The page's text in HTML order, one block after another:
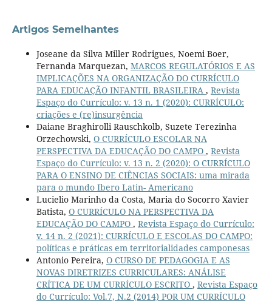
Artigos Semelhantes
Joseane da Silva Miller Rodrigues, Noemi Boer,
Fernanda Marquezan, MARCOS REGULATÓRIOS E AS
IMPLICAÇÕES NA ORGANIZAÇÃO DO CURRÍCULO
PARA EDUCAÇÃO INFANTIL BRASILEIRA , Revista
Espaço do Currículo: v. 13 n. 1 (2020): CURRÍCULO:
criações e (re)insurgência
Daiane Braghirolli Rauschkolb, Suzete Terezinha
Orzechowski, O CURRÍCULO ESCOLAR NA
PERSPECTIVA DA EDUCAÇÃO DO CAMPO , Revista
Espaço do Currículo: v. 13 n. 2 (2020): O CURRÍCULO
PARA O ENSINO DE CIÊNCIAS SOCIAIS: uma mirada
para o mundo Ibero Latin- Americano
Lucielio Marinho da Costa, Maria do Socorro Xavier
Batista, O CURRÍCULO NA PERSPECTIVA DA
EDUCAÇÃO DO CAMPO , Revista Espaço do Currículo:
v. 14 n. 2 (2021): CURRÍCULO E ESCOLAS DO CAMPO:
políticas e práticas em territorialidades camponesas
Antonio Pereira, O CURSO DE PEDAGOGIA E AS
NOVAS DIRETRIZES CURRICULARES: ANÁLISE
CRÍTICA DE UM CURRÍCULO ESCRITO , Revista Espaço
do Currículo: Vol.7, N.2 (2014) POR UM CURRÍCULO